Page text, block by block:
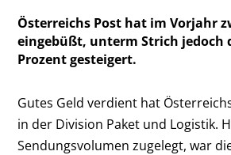
Österreichs Post hat im Vorjahr
eingebüßt, unterm Strich jedoch
Prozent gesteigert.
Gutes Geld verdient hat
in der Division Paket und Logistik.
Sendungsvolumen zugelegt, war